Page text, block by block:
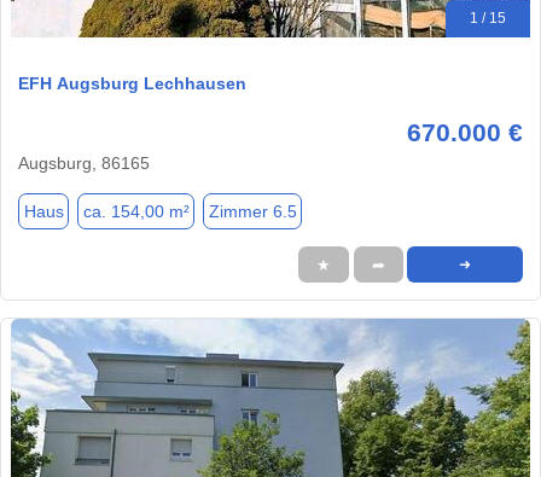
1 / 15
EFH Augsburg Lechhausen
670.000 €
Augsburg, 86165
Haus ca. 154,00 m² Zimmer 6.5
★ ➦ ➜